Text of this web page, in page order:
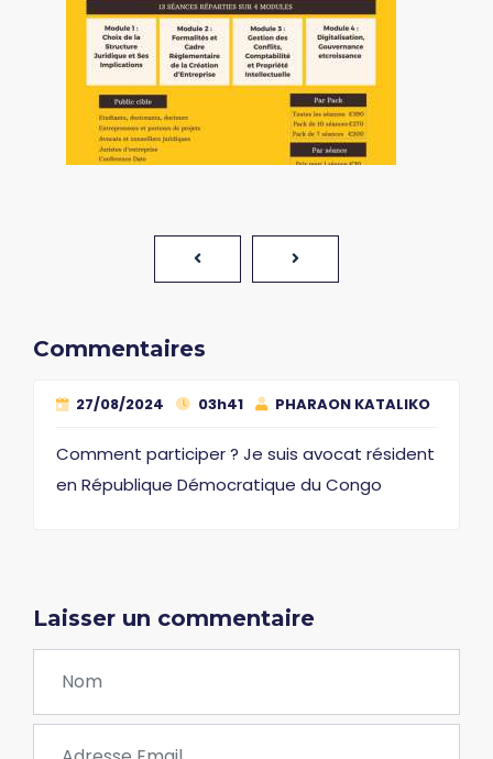
Commentaires
27/08/2024 03h41 PHARAON KATALIKO
Comment participer ? Je suis avocat résident
en République Démocratique du Congo
Laisser un commentaire